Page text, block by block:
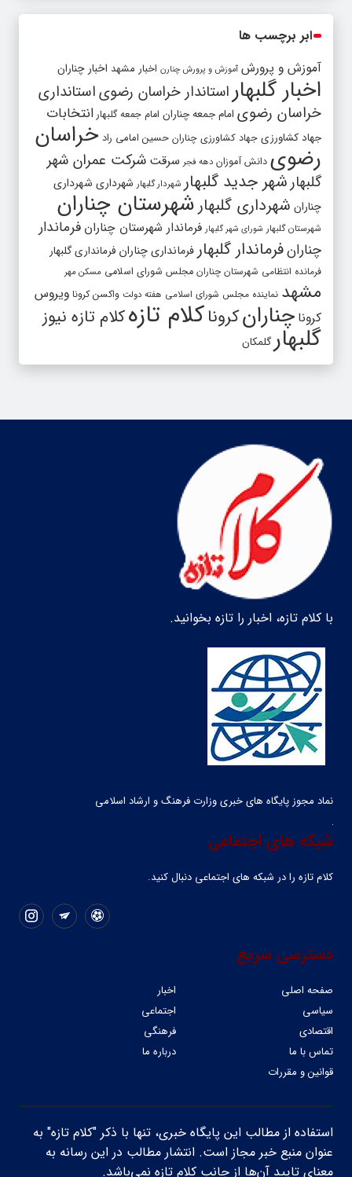
ابر برچسب ها
آموزش و پرورش آموزش و پرورش چنارن اخبار مشهد اخبار چناران
اخبار گلبهار استاندار خراسان رضویاستانداری
خراسان رضوی امام جمعه چناران امام جمعه گلبهار انتخابات
جهاد کشاورزی جهاد کشاورزی چناران حسین امامی راد خراسان
رضوی دانش آموزان دهه فجر سرقت شرکت عمران شهر
گلبهارشهر جدید گلبهار شهردار گلبهار شهرداری شهرداری
چناران شهرداری گلبهار شهرستان چناران
شهرستان گلبهار شورای شهر گلبهار فرماندار شهرستان چناران فرماندار
چنارانفرماندار گلبهار فرمانداری چناران فرمانداری گلبهار
فرمانده انتظامی شهرستان چناران مجلس شورای اسلامی مسکن مهر
مشهد نماینده مجلس شورای اسلامی هفته دولت واکسن کرونا ویروس
کرونا چنارانکروناکلام تازهکلام تازه نیوز
گلبهارگلمکان
با کلام تازه، اخبار را تازه بخوانید.
نماد مجوز پایگاه های خبری وزارت فرهنگ و ارشاد اسلامی
شبکه های اجتماعی
کلام تازه را در شبکه ‌های اجتماعی دنبال کنید.
دسترسی سریع
صفحه اصلی
اخبار
سیاسی
اجتماعی
اقتصادی
فرهنگی
تماس با ما
درباره ما
قوانین و مقررات
استفاده از مطالب این پایگاه خبری، تنها با ذکر "کلام تازه" به
عنوان منبع خبر مجاز است. انتشار مطالب در این رسانه به
معنای تایید آن‌ها از جانب کلام تازه نمی‌باشد.